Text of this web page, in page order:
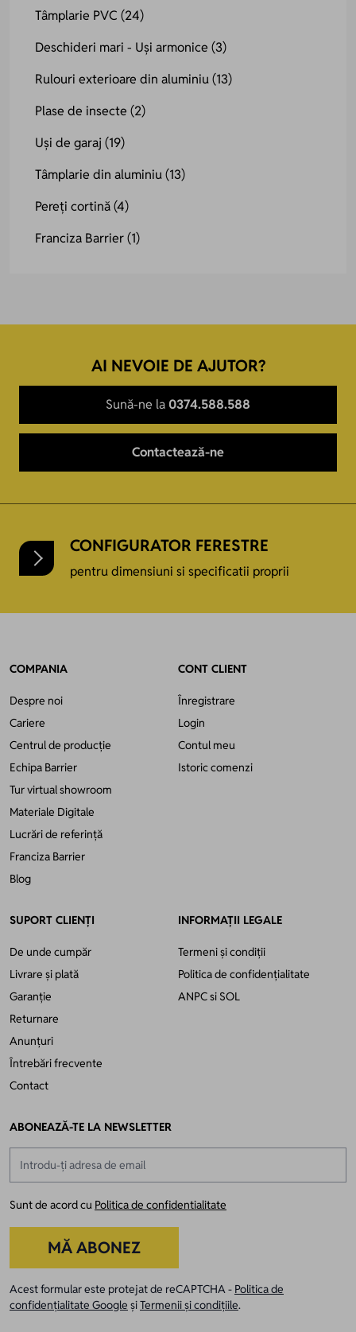
Tâmplarie PVC (24)
Deschideri mari - Uși armonice (3)
Rulouri exterioare din aluminiu(13)
Plase de insecte (2)
Uși de garaj(19)
Tâmplarie din aluminiu(13)
Pereți cortină(4)
Franciza Barrier(1)
AI NEVOIE DE AJUTOR?
Sună-ne la 0374.588.588
Contactează-ne
CONFIGURATOR FERESTRE
pentru dimensiuni si specificatii proprii
COMPANIA
Despre noi
Cariere
Centrul de producție
Echipa Barrier
Tur virtual showroom
Materiale Digitale
Lucrări de referință
Franciza Barrier
Blog
CONT CLIENT
Înregistrare
Login
Contul meu
Istoric comenzi
SUPORT CLIENȚI
De unde cumpăr
Livrare și plată
Garanție
Returnare
Anunțuri
Întrebări frecvente
Contact
INFORMAȚII LEGALE
Termeni și condiții
Politica de confidențialitate
ANPCsi SOL
ABONEAZĂ-TE LA NEWSLETTER
Sunt de acord cu Politica de confidentialitate
MĂ ABONEZ
Acest formular este protejat de reCAPTCHA - Politica de
confidențialitate Google șiTermenii și condițiile.